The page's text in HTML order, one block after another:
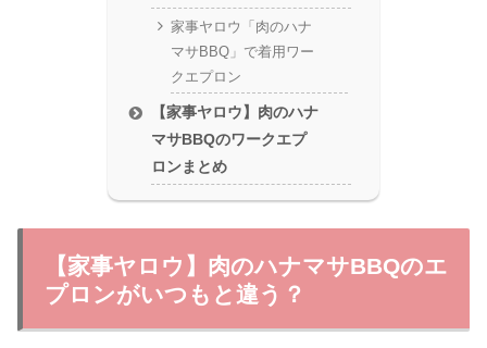
家事ヤロウ「肉のハナ
マサBBQ」で着用ワー
クエプロン
【家事ヤロウ】肉のハナ
マサBBQのワークエプ
ロンまとめ
【家事ヤロウ】肉のハナマサBBQのエ
プロンがいつもと違う？